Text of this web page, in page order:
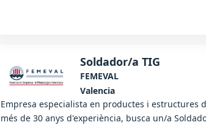
Soldador/a TIG
FEMEVAL
Valencia
Empresa especialista en productes i estructures
més de 30 anys d'experiència, busca un/a